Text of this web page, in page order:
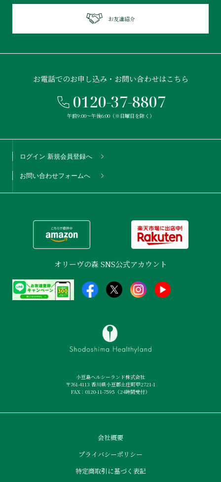
お友達紹介
お電話でのお申し込み・お問い合わせはこちら
0120-37-8807
午前9:00〜午後6:00（※日曜日を除く）
ログイン/新規会員登録へ
お問い合わせフォームへ
オリーヴの森 SNS公式アカウント
小豆島ヘルシーランド株式会社
〒761-4113 香川県小豆郡土庄町甲2721-1
FAX：0120-11-7595（24時間受付）
会社概要
プライバシーポリシー
特定商取引に基づく表記